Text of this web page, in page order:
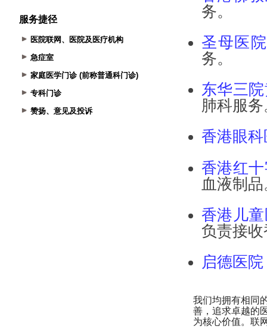
服务捷径
医院联网、医院及医疗机构
急症室
家庭医学门诊 (前称普通科门诊)
专科门诊
赞扬、意见及投诉